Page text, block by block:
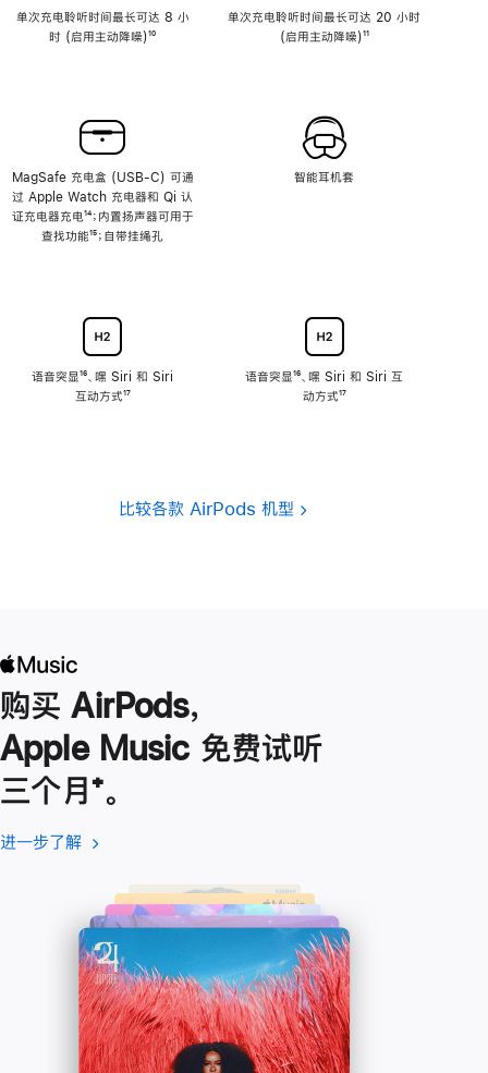
单次充电聆听时间最长可达 8 小
时 (启用主动降噪)脚
¹⁰
MagSafe 充电盒 (USB-C) 可通
过 Apple Watch 充电器和 Qi 认
证充电器充电脚
注
¹⁴；内置扬声器可用于
查找功能脚
¹⁵；自带挂绳孔
语音突显脚
注
¹⁶、嘿 Siri 和 Siri
互动方式脚
¹⁷
单次充电聆听时间最长可达 20 小时
(启用主动降噪)脚
¹¹
智能耳机套
语音突显脚
注
¹⁶、嘿 Siri 和 Siri 互
动方式脚
¹⁷
比较各款 AirPods 机型
购买 AirPods，
Apple Music 免费试听
三个月脚
注
⁺。
进一步了解 进
了
解
-
Apple
Music
(在
口
中
打
开)